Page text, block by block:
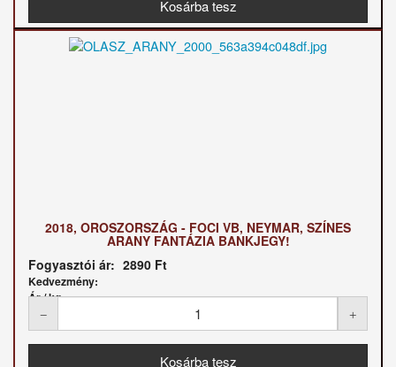
2018, OROSZORSZÁG - FOCI VB, NEYMAR, SZÍNES
ARANY FANTÁZIA BANKJEGY!
Fogyasztói ár: 2890 Ft
Kedvezmény:
Ár / kg: